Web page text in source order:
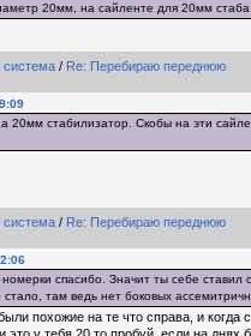
20мм, на сайленте для 20мм
система / Re: Перебираю переднюю
20мм стабилизатор. Скобы на эти
система / Re: Перебираю переднюю
спасибо. Значит ты себе ставил
там ведь нет боковых
похожие на те что справа, и когда